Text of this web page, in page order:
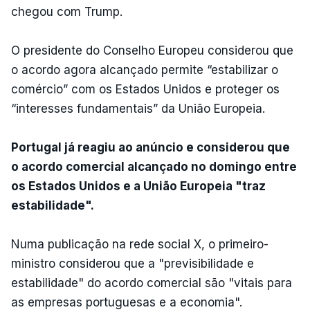
chegou com Trump.
O presidente do Conselho Europeu considerou que
o acordo agora alcançado permite “estabilizar o
comércio” com os Estados Unidos e proteger os
“interesses fundamentais” da União Europeia.
Portugal já reagiu ao anúncio e considerou que
o acordo comercial alcançado no domingo entre
os Estados Unidos e a União Europeia "traz
estabilidade".
Numa publicação na rede social X, o primeiro-
ministro considerou que a "previsibilidade e
estabilidade" do acordo comercial são "vitais para
as empresas portuguesas e a economia".